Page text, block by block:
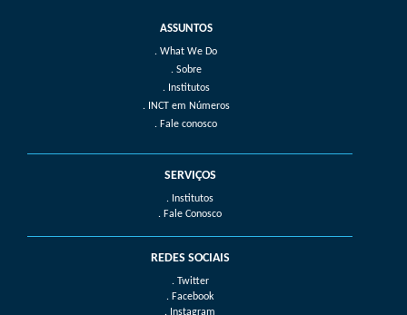
What We Do
Sobre
Institutos
INCT em Números
Fale conosco
SERVIÇOS
. Institutos
. Fale Conosco
REDES SOCIAIS
. Twitter
. Facebook
. Instagram